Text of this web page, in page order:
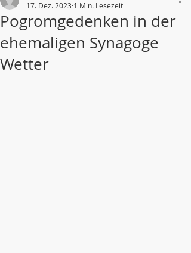
Pogromgedenken in der
ehemaligen Synagoge
Wetter
17. Dez. 2023 1 Min. Lesezeit